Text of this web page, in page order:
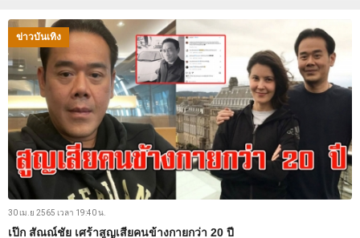
ข่าวบันเทิง
30 เม.ย 2565 เวลา 19:40 น.
เป๊ก สัณณ์ชัย เศร้าสูญเสียคนข้างกายกว่า 20 ปี